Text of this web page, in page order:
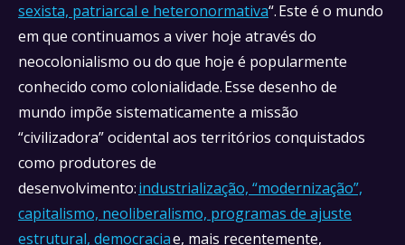
sexista, patriarcal e heteronormativa“. Este é o mundo
em que continuamos a viver hoje através do
neocolonialismo ou do que hoje é popularmente
conhecido como colonialidade. Esse desenho de
mundo impõe sistematicamente a missão
“civilizadora” ocidental aos territórios conquistados
como produtores de
desenvolvimento:industrialização, “modernização”,
capitalismo, neoliberalismo, programas de ajuste
estrutural, democraciae, mais recentemente,